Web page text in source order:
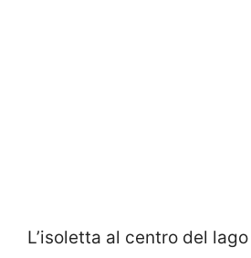
L’isoletta al centro del